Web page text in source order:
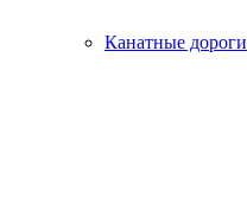
Канатные дороги